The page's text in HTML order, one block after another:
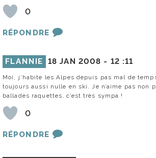
0
RÉPONDRE
FLANNIE 18 JAN 2008 - 12 :11
Moi, j’habite les Alpes depuis pas mal de
toujours aussi nulle en ski. Je n’aime pas non
ballades raquettes, c’est très sympa !
0
RÉPONDRE